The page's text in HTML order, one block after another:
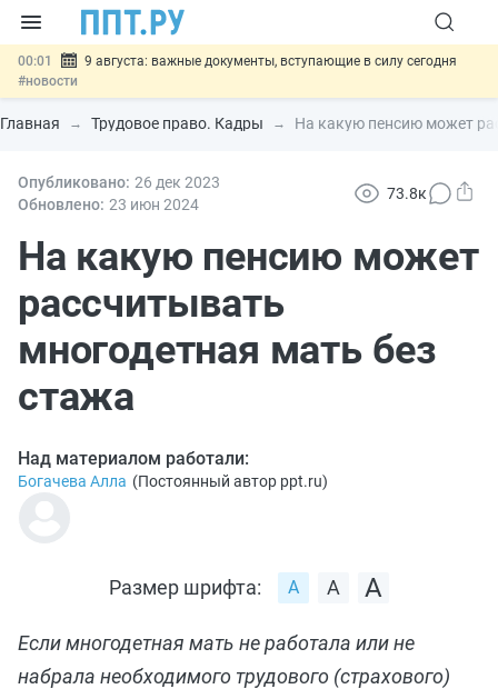
00:01
9 августа: важные документы, вступающие в силу сегодня
#новости
07.08 Подписан закон о блокировке продажи опасных товаров через
«Честный знак»#новости
07.08 Госпошлину за устранение ошибок в документах предлагают
отменить#новости
отношений
Главная Трудовое право. Кадры На какую пенсию может
Опубликовано: 26 дек 2023
Обновлено: 23 июн 2024
73.8к
На какую пенсию может
рассчитывать
многодетная мать без
стажа
Над материалом работали:
Богачева Алла (Постоянный автор ppt.ru)
Размер шрифта:
Если многодетная мать не работала или не
набрала необходимого трудового (страхового)